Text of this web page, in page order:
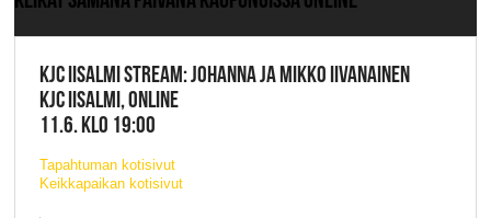
KJC IISALMI STREAM: JOHANNA JA MIKKO IIVANAINEN
KJC IISALMI, ONLINE
11.6. KLO 19:00
Tapahtuman kotisivut
Keikkapaikan kotisivut